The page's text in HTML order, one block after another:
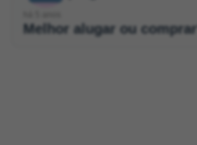
Melhor alugar ou